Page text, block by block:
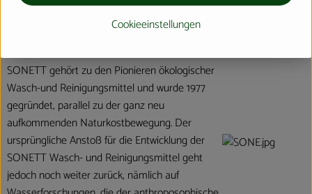
SONETT gehört zu den Pionieren ökologischer
Wasch-und Reinigungsmittel und wurde 1977
gegründet, parallel zu der ganz neu
aufkommenden Naturkostbewegung. Der
ursprüngliche Anstoß für die Entwicklung der
SONETT Wasch- und Reinigungsmittel geht
jedoch noch weiter zurück, nämlich auf
Cookieeinstellungen